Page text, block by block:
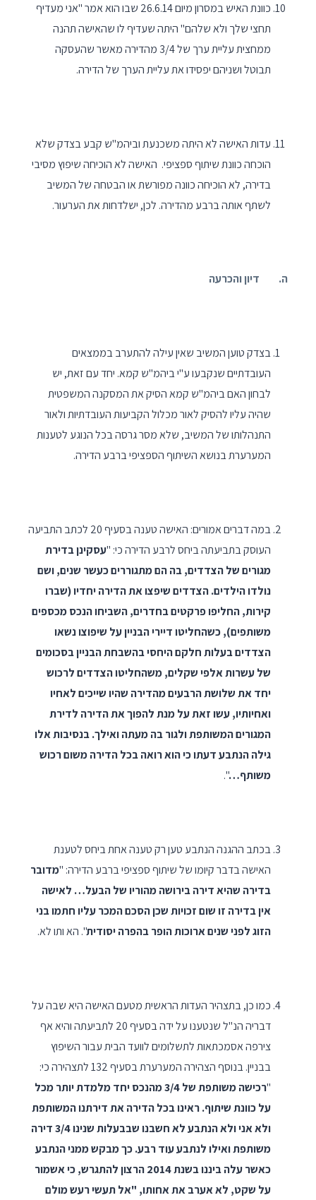
כוונת האיש במסרון מיום 26.6.14 שבו הוא אמר "אני מעדיף
תחצי שלך ולא שלהם" היתה שעדיף לו שהאישה תהנה
ממחצית עליית ערך של 3/4 מהדירה מאשר שהעסקה
תבוטל ושניהם יפסידו את עליית הערך של הדירה.
עדות האישה לא היתה משכנעת וביהמ"ש קבע בצדק שלא
הוכחה כוונת שיתוף ספציפי. האישה לא הוכיחה שיפוץ מסיבי
בדירה, לא הוכיחה כוונה מפורשת או הבטחה של המשיב
לשתף אותה ברבע מהדירה. לכן, ישלדחות את הערעור.
ה. דיון והכרעה
בצדק טוען המשיב שאין עילה להתערב בממצאים
העובדתיים שנקבעו ע"י ביהמ"ש קמא. יחד עם זאת, יש
לבחון האם ביהמ"ש קמא הסיק את המסקנה המשפטית
שהיה עליו להסיק לאור מכלול הקביעות העובדתיות ולאור
התנהלותו של המשיב, שלא מסר גרסה בכל הנוגע לטענות
המערערת בנושא השיתוף הספציפי ברבע הדירה.
במה דברים אמורים: האישה טענה בסעיף 20 לכתב התביעה
העוסק בתביעתה ביחס לרבע הדירה כי: "עסקינן בדירת
מגורים של הצדדים, בה הם מתגוררים כעשר שנים, ושם
נולדו הילדים. הצדדים שיפצו את הדירה יחדיו (שברו
קירות, החליפו פרקטים בחדרים, השביחו הנכס מכספים
משותפים), כשהחליטו דיירי הבניין על שיפוצו נשאו
הצדדים בעלות חלקם היחסי בהשבחת הבניין בסכומים
של עשרות אלפי שקלים, משהחליטו הצדדים לרכוש
יחד את שלושת הרבעים מהדירה שהיו שייכים לאחיו
ואחיותיו, עשו זאת על מנת להפוך את הדירה לדירת
המגורים המשותפת ולגור בה מעתה ואילך. בנסיבות אלו
גילה הנתבע דעתו כי הוא רואה בכל הדירה משום רכוש
משותף…".
בכתב ההגנה הנתבע טען רק טענה אחת ביחס לטענת
האישה בדבר קיומו של שיתוף ספציפי ברבע הדירה: "מדובר
בדירה שהיא דירה בירושה מהוריו של הבעל… לאישה
אין בדירה זו שום זכויות שכן הסכם המכר עליו חתמו בני
הזוג לפני שנים ארוכות הופר בהפרה יסודית". הא ותו לא.
כמו כן, בתצהיר העדות הראשית מטעם האישה היא שבה על
דבריה הנ"ל שנטענו על ידה בסעיף 20 לתביעתה והיא אף
צירפה אסמכתאות לתשלומים לוועד הבית עבור השיפוץ
בבניין. בנוסף הצהירה המערערת בסעיף 132 לתצהירה כי:
"
רכישה משותפת של 3/4 מהנכס יחד מלמדת יותר מכל
על כוונת שיתוף. ראינו בכל הדירה את דירתנו המשותפת
ולא אני ולא הנתבע לא חשבנו שבבעלות שנינו 3/4 דירה
משותפת ואילו לנתבע עוד רבע. כך מבקש ממני הנתבע
כאשר עלה ביננו בשנת 2014 הרצון להתגרש, כי אשמור
על שקט, לא אערב את אחותו, "אל תעשי רעש מולם